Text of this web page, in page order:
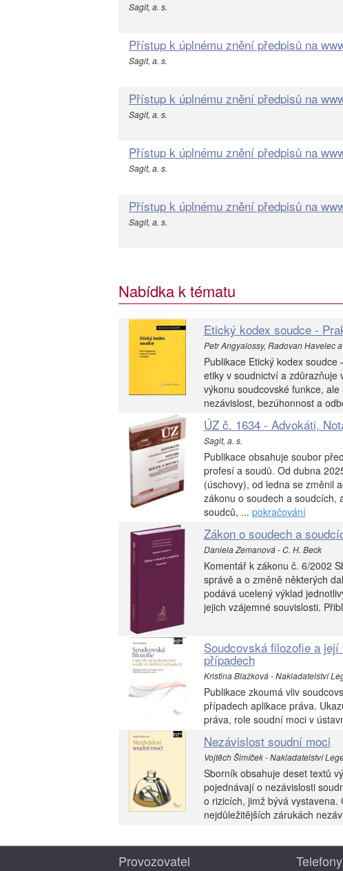
Sagit, a. s.
Přístup k úplnému znění předpisů na
Sagit, a. s.
Přístup k úplnému znění předpisů na
Sagit, a. s.
Přístup k úplnému znění předpisů na
Sagit, a. s.
Přístup k úplnému znění předpisů na
Sagit, a. s.
Nabídka k tématu
Etický kodex soudce -
Petr Angyalossy, Radovan Havelec
Publikace Etický kodex
etiky v soudnictví a zdůrazňuje
výkonu soudcovské funkce,
nezávislost, bezúhonnost a
ÚZ č. 1634 - Advokáti,
Sagit, a. s.
Publikace obsahuje soubor
profesí a soudů. Od dubna
(úschovy), od ledna se změnil
zákonu o soudech a soudcích,
soudců, ... pokračování
Zákon o soudech a
Daniela Zemanová - C. H. Beck
Komentář k zákonu č. 6/2002
správě a o změně některých
podává ucelený výklad
jejich vzájemné souvislosti.
Soudcovská filozofie a
případech
Kristina Blažková - Nakladatelství
Publikace zkoumá vliv
případech aplikace práva.
práva, role soudní moci v
Nezávislost soudní moci
Vojtěch Šimíček - Nakladatelství
Sborník obsahuje deset textů
pojednávají o nezávislosti
o rizicích, jimž bývá
nejdůležitějších zárukách
Provozovatel Telefony